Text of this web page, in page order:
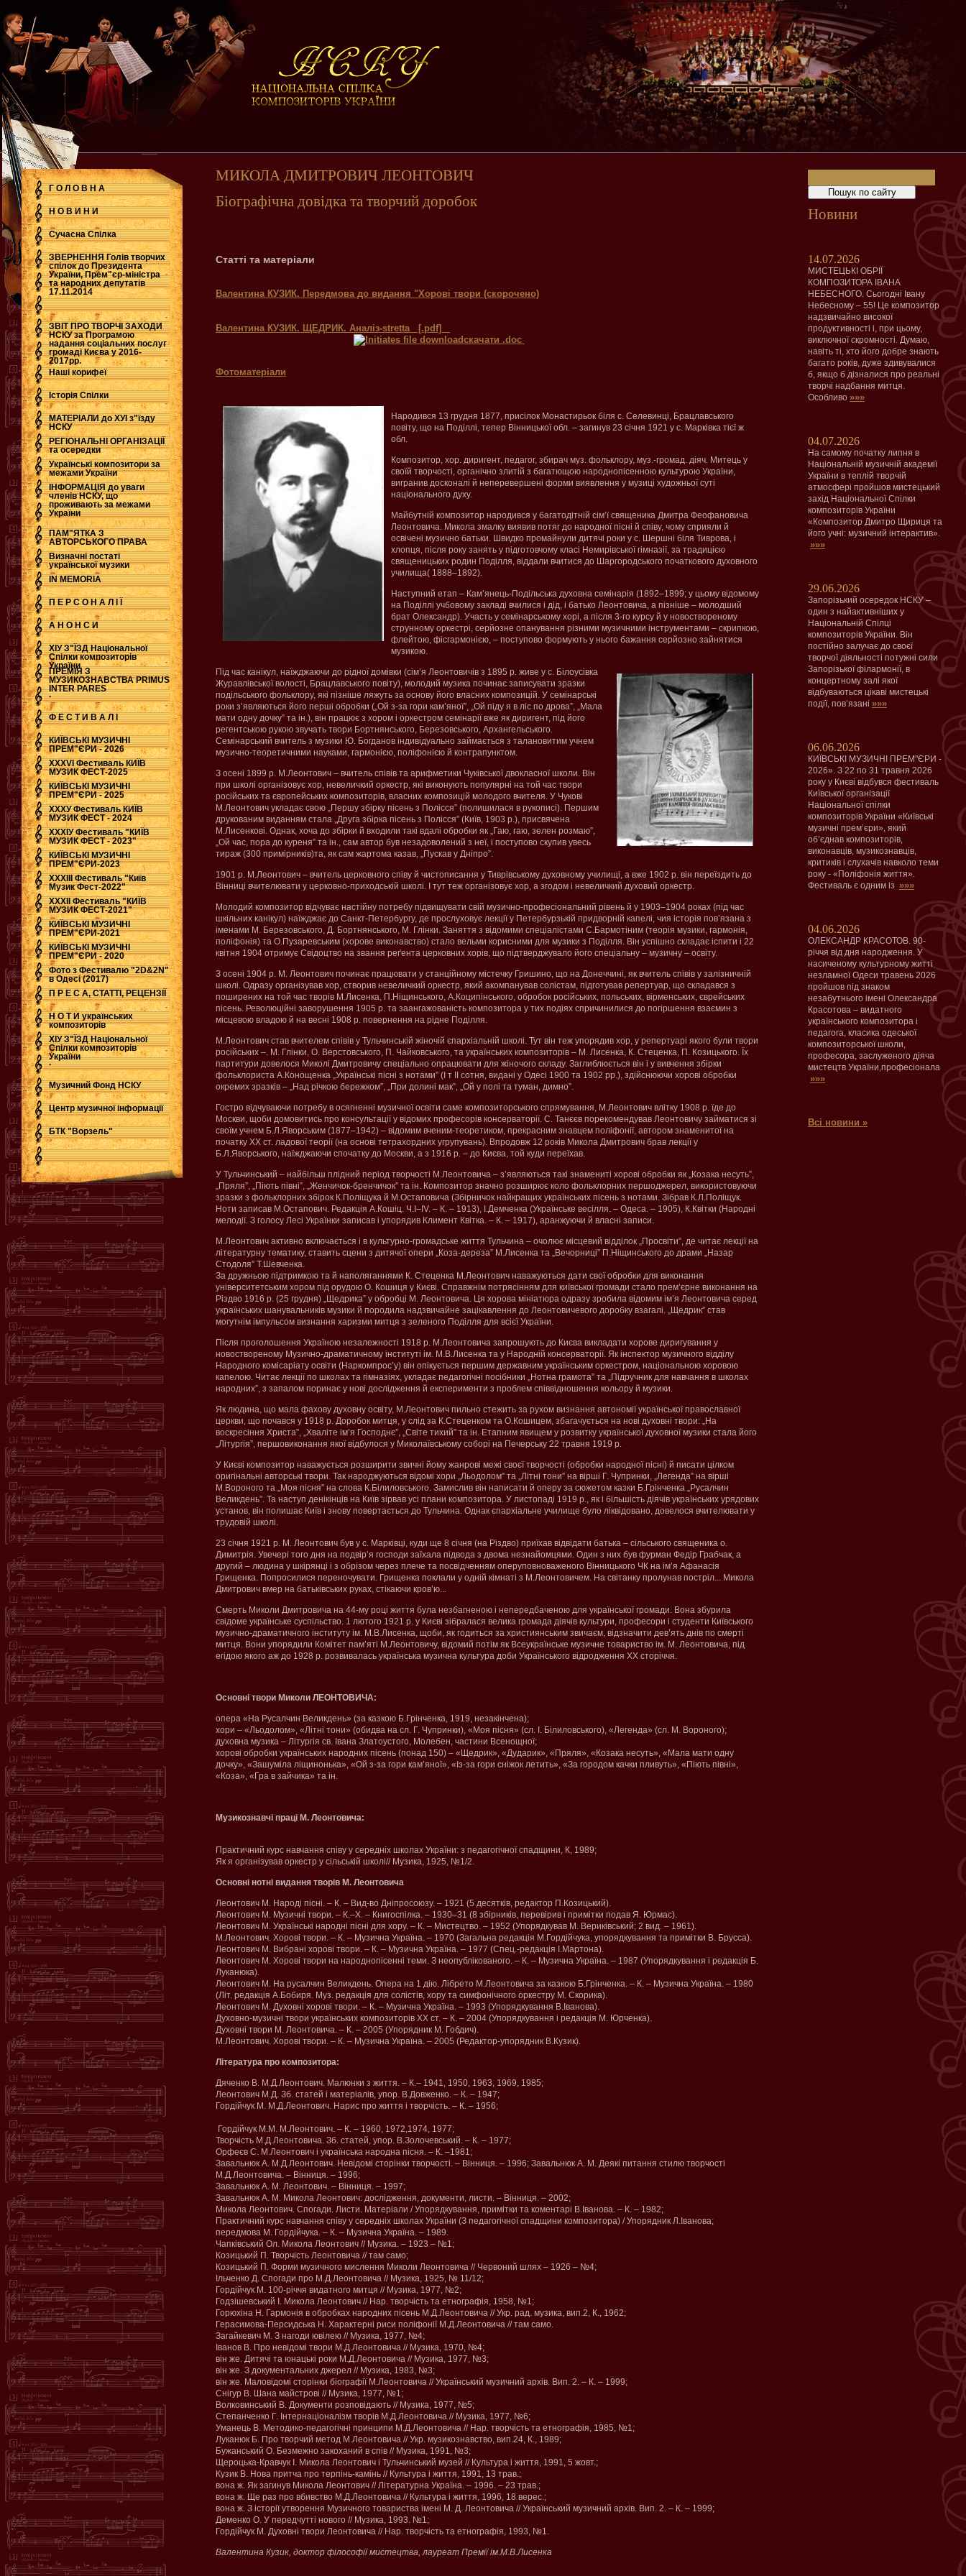
Г О Л О В Н А
Н О В И Н И
Сучасна Cпілка
ЗВЕРНЕННЯ Голів творчих
спілок до Президента
України, Прем"єр-міністра
та народних депутатів
17.11.2014
.
ЗВІТ ПРО ТВОРЧІ ЗАХОДИ
НСКУ за Програмою
надання соціальних послуг
громаді Києва у 2016-
2017рр.
.
Наші корифеї
Історія Спілки
МАТЕРІАЛИ до ХУІ з"їзду
НСКУ
РЕГІОНАЛЬНІ ОРГАНІЗАЦІЇ
та осередки
Українські композитори за
межами України
ІНФОРМАЦІЯ до уваги
членів НСКУ, що
проживають за межами
України
ПАМ"ЯТКА З
АВТОРСЬКОГО ПРАВА
Визначні постаті
української музики
IN MEMORIA
П Е Р С О Н А Л І Ї
А Н О Н С И
ХІУ З"ЇЗД Національної
Спілки композиторів
України
ПРЕМІЯ З
МУЗИКОЗНАВСТВА PRIMUS
INTER PARES
.
Ф Е С Т И В А Л І
КИЇВСЬКІ МУЗИЧНІ
ПРЕМ"ЄРИ - 2026
ХХХVI Фестиваль КИЇВ
МУЗИК ФЕСТ-2025
КИЇВСЬКІ МУЗИЧНІ
ПРЕМ"ЄРИ - 2025
ХХХУ Фестиваль КИЇВ
МУЗИК ФЕСТ - 2024
ХХХІУ Фестиваль "КИЇВ
МУЗИК ФЕСТ - 2023"
КИЇВСЬКІ МУЗИЧНІ
ПРЕМ"ЄРИ-2023
ХХХІІІ Фестиваль "Київ
Музик Фест-2022"
ХХХІІ Фестиваль "КИЇВ
МУЗИК ФЕСТ-2021"
КИЇВСЬКІ МУЗИЧНІ
ПРЕМ"ЄРИ-2021
КИЇВСЬКІ МУЗИЧНІ
ПРЕМ"ЄРИ - 2020
Фото з Фестивалю "2D&2N"
в Одесі (2017)
П Р Е С А, СТАТТІ, РЕЦЕНЗІЇ
Н О Т И українських
композиторів
ХІУ З"ЇЗД Національної
Спілки композиторів
України
.
Музичний Фонд НСКУ
Центр музичної інформації
БТК "Ворзель"
Новини
14.07.2026
МИСТЕЦЬКІ ОБРІЇ
КОМПОЗИТОРА ІВАНА
НЕБЕСНОГО. Сьогодні Івану
Небесному – 55! Це композитор
надзвичайно високої
продуктивності і, при цьому,
виключної скромності. Думаю,
навіть ті, хто його добре знають
багато років, дуже здивувалися
б, якщо б дізналися про реальні
творчі надбання митця.
Особливо »»»
04.07.2026
На самому початку липня в
Національній музичній академії
України в теплій творчій
атмосфері пройшов мистецький
захід Національної Спілки
композиторів України
«Композитор Дмитро Щириця та
його учні: музичний інтерактив».
»»»
29.06.2026
Запорізький осередок НСКУ –
один з найактивніших у
Національній Спілці
композиторів України. Він
постійно залучає до своєї
творчої діяльності потужні сили
Запорізької філармонії, в
концертному залі якої
відбуваються цікаві мистецькі
події, пов’язані »»»
06.06.2026
КИЇВСЬКІ МУЗИЧНІ ПРЕМ"ЄРИ -
2026». З 22 по 31 травня 2026
року у Києві відбувся фестиваль
Київської організації
Національної спілки
композиторів України «Київські
музичні прем’єри», який
об’єднав композиторів,
виконавців, музикознавців,
критиків і слухачів навколо теми
року - «Поліфонія життя».
Фестиваль є одним із »»»
04.06.2026
ОЛЕКСАНДР КРАСОТОВ. 90-
річчя від дня народження. У
насиченому культурному житті
незламної Одеси травень 2026
пройшов під знаком
незабутнього імені Олександра
Красотова – видатного
українського композитора і
педагога, класика одеської
композиторської школи,
професора, заслуженого діяча
мистецтв України,професіонала
»»»
Всі новини »
МИКОЛА ДМИТРОВИЧ ЛЕОНТОВИЧ
Біографічна довідка та творчий доробок
Статті та матеріали
Валентина КУЗИК. Передмова до видання "Хорові твори (скорочено)
Валентина КУЗИК. ЩЕДРИК. Аналіз-stretta [.pdf]
скачати .doc
Фотоматеріали
Народився 13 грудня 1877, присілок Монастирьок біля с. Селевинці, Брацлавського
повіту, що на Поділлі, тепер Вінницької обл. – загинув 23 січня 1921 у с. Марківка тієї ж
обл.
Композитор, хор. диригент, педагог, збирач муз. фольклору, муз.-громад. діяч. Митець у
своїй творчості, органічно злитій з багатющою народнопісенною культурою України,
вигранив досконалі й неперевершені форми виявлення у музиці художньої суті
національного духу.
Майбутній композитор народився у багатодітній сім’ї священика Дмитра Феофановича
Леонтовича. Микола змалку виявив потяг до народної пісні й співу, чому сприяли й
освічені музично батьки. Швидко промайнули дитячі роки у с. Шершні біля Тиврова, і
хлопця, після року занять у підготовчому класі Немирівської гімназії, за традицією
священицьких родин Поділля, віддали вчитися до Шаргородського початкового духовного
училища( 1888–1892).
Наступний етап – Кам’янець-Подільська духовна семінарія (1892–1899; у цьому відомому
на Поділлі учбовому закладі вчилися і дід, і батько Леонтовича, а пізніше – молодший
брат Олександр). Участь у семінарському хорі, а після 3-го курсу й у новоствореному
струнному оркестрі, серйозне опанування різними музичними інструментами – скрипкою,
флейтою, фісгармонією, – поступово формують у нього бажання серйозно зайнятися
музикою.
Під час канікул, наїжджаючи до рідної домівки (сім’я Леонтовичів з 1895 р. живе у с. Білоусівка
Журавлівської волості, Брацлавського повіту), молодий музика починає записувати зразки
подільського фольклору, які пізніше ляжуть за основу його власних композицій. У семінарські
роки з’являються його перші обробки („Ой з-за гори кам’яної”, „Ой піду я в ліс по дрова”, „Мала
мати одну дочку” та ін.), він працює з хором і оркестром семінарії вже як диригент, під його
регентською рукою звучать твори Бортнянського, Березовського, Архангельського.
Семінарський вчитель з музики Ю. Богданов індивідуально займається з талановитим учнем
музично-теоретичними науками, гармонією, поліфонією й контрапунктом.
З осені 1899 р. М.Леонтович – вчитель співів та арифметики Чуківської двокласної школи. Він
при школі організовує хор, невеличкий оркестр, які виконують популярні на той час твори
російських та європейських композиторів, власних композицій молодого вчителя. У Чукові
М.Леонтович укладає свою „Першу збірку пісень з Полісся” (полишилася в рукописі). Першим
друкованим виданням стала „Друга збірка пісень з Полісся” (Київ, 1903 р.), присвячена
М.Лисенкові. Однак, хоча до збірки й входили такі вдалі обробки як „Гаю, гаю, зелен розмаю”,
„Ой час, пора до куреня” та ін., сам автор був незадоволений з неї, і поступово скупив увесь
тираж (300 примірників)та, як сам жартома казав, „Пускав у Дніпро”.
1901 р. М.Леонтович – вчитель церковного співу й чистописання у Тиврівському духовному училищі, а вже 1902 р. він переїздить до
Вінниці вчителювати у церковно-приходській школі. І тут теж організовує хор, а згодом і невеличкий духовий оркестр.
Молодий композитор відчуває настійну потребу підвищувати свій музично-професіональний рівень й у 1903–1904 роках (під час
шкільних канікул) наїжджає до Санкт-Петербургу, де прослуховує лекції у Петербурзькій придворній капелі, чия історія пов’язана з
іменами М. Березовського, Д. Бортнянського, М. Глінки. Заняття з відомими спеціалістами С.Бармотіним (теорія музики, гармонія,
поліфонія) та О.Пузаревським (хорове виконавство) стало вельми корисними для музики з Поділля. Він успішно складає іспити і 22
квітня 1904 отримує Свідоцтво на звання реґента церковних хорів, що підтверджувало його спеціальну – музичну – освіту.
З осені 1904 р. М. Леонтович починає працювати у станційному містечку Гришино, що на Донеччині, як вчитель співів у залізничній
школі. Одразу організував хор, створив невеличкий оркестр, який акомпанував солістам, підготував репертуар, що складався з
поширених на той час творів М.Лисенка, П.Ніщинського, А.Коципінського, обробок російських, польських, вірменських, єврейських
пісень. Революційні заворушення 1905 р. та заангажованість композитора у тих подіях спричинилися до погіршення взаємин з
місцевою владою й на весні 1908 р. повернення на рідне Поділля.
М.Леонтович став вчителем співів у Тульчинській жіночій єпархіальній школі. Тут він теж упорядив хор, у репертуарі якого були твори
російських –. М. Глінки, О. Верстовського, П. Чайковського, та українських композиторів – М. Лисенка, К. Стеценка, П. Козицького. Їх
партитури довелося Миколі Дмитровичу спеціально опрацювати для жіночого складу. Заглиблюється він і у вивчення збірки
фольклориста А.Конощенка „Українські пісні з нотами” (І т ІІ сотня, видані у Одесі 1900 та 1902 рр.), здійснюючи хорові обробки
окремих зразків – „Над річкою бережком”, „При долині мак”, „Ой у полі та туман, димно”.
Гостро відчуваючи потребу в осягненні музичної освіти саме композиторського спрямування, М.Леонтович влітку 1908 р. їде до
Москви, щоби домовитись про консультації у відомих професорів консерваторії. С. Танєєв порекомендував Леонтовичу займатися зі
своїм учнем Б.Л.Яворським (1877–1942) – відомим вченим-теоретиком, прекрасним знавцем поліфонії, автором знаменитої на
початку ХХ ст. ладової теорії (на основі тетрахордних угрупувань). Впродовж 12 років Микола Дмитрович брав лекції у
Б.Л.Яворського, наїжджаючи спочатку до Москви, а з 1916 р. – до Києва, той куди переїхав.
У Тульчинський – найбільш плідний період творчості М.Леонтовича – з’являються такі знамениті хорові обробки як „Козака несуть”,
„Пряля”, „Піють півні”, „Женчичок-бренчичок” та ін. Композитор значно розширює коло фольклорних першоджерел, використовуючи
зразки з фольклорних збірок К.Поліщука й М.Остаповича (Збірничок найкращих українських пісень з нотами. Зібрав К.Л.Поліщук.
Ноти записав М.Остапович. Редакція А.Кошіц. Ч.І–ІV. – К. – 1913), І.Демченка (Українське весілля. – Одеса. – 1905), К.Квітки (Народні
мелодії. З голосу Лесі Українки записав і упорядив Климент Квітка. – К. – 1917), аранжуючи й власні записи.
М.Леонтович активно включається і в культурно-громадське життя Тульчина – очолює місцевий відділок „Просвіти”, де читає лекції на
літературну тематику, ставить сцени з дитячої опери „Коза-дереза” М.Лисенка та „Вечорниці” П.Ніщинського до драми „Назар
Стодоля” Т.Шевченка.
За дружньою підтримкою та й наполяганнями К. Стеценка М.Леонтович наважуються дати свої обробки для виконання
університетським хором під орудою О. Кошиця у Києві. Справжнім потрясінням для київської громади стало прем’єрне виконання на
Різдво 1916 р. (25 грудня) „Щедрика” у обробці М. Леонтовича. Ця хорова мініатюра одразу зробила відомим ім’я Леонтовича серед
українських шанувальників музики й породила надзвичайне зацікавлення до Леонтовичевого доробку взагалі. „Щедрик” став
могутнім імпульсом визнання харизми митця з зеленого Поділля для всієї України.
Після проголошення Україною незалежності 1918 р. М.Леонтовича запрошують до Києва викладати хорове диригування у
новоствореному Музично-драматичному інституті ім. М.В.Лисенка та у Народній консерваторії. Як інспектор музичного відділу
Народного комісаріату освіти (Наркомпрос’у) він опікується першим державним українським оркестром, національною хоровою
капелою. Читає лекції по школах та гімназіях, укладає педагогічні посібники „Нотна грамота” та „Підручник для навчання в школах
народних”, з запалом поринає у нові дослідження й експерименти з проблем співвідношення кольору й музики.
Як людина, що мала фахову духовну освіту, М.Леонтович пильно стежить за рухом визнання автономії української православної
церкви, що почався у 1918 р. Доробок митця, у слід за К.Стеценком та О.Кошицем, збагачується на нові духовні твори: „На
воскресіння Христа”, „Хваліте ім’я Господнє”, „Світе тихий” та ін. Етапним явищем у розвитку української духовної музики стала його
„Літургія”, першовиконання якої відбулося у Миколаївському соборі на Печерську 22 травня 1919 р.
У Києві композитор наважується розширити звичні йому жанрові межі своєї творчості (обробки народної пісні) й писати цілком
оригінальні авторські твори. Так народжуються відомі хори „Льодолом” та „Літні тони” на вірші Г. Чупринки, „Легенда” на вірші
М.Вороного та „Моя пісня” на слова К.Білиловського. Замислив він написати й оперу за сюжетом казки Б.Грінченка „Русалчин
Великдень”. Та наступ денікінців на Київ зірвав усі плани композитора. У листопаді 1919 р., як і більшість діячів українських урядових
установ, він полишає Київ і знову повертається до Тульчина. Однак єпархіальне училище було ліквідовано, довелося вчителювати у
трудовій школі.
23 січня 1921 р. М. Леонтович був у с. Марківці, куди ще 8 січня (на Різдво) приїхав відвідати батька – сільського священика о.
Димитрія. Увечері того дня на подвір’я господи заїхала підвода з двома незнайомцями. Один з них був фурман Федір Грабчак, а
другий – людина у шкірянці і з обрізом через плече та посвідченням оперуповноваженого Вінницького ЧК на ім’я Афанасія
Грищенка. Попросилися переночувати. Грищенка поклали у одній кімнаті з М.Леонтовичем. На світанку пролунав постріл... Микола
Дмитрович вмер на батьківських руках, стікаючи кров’ю...
Смерть Миколи Дмитровича на 44-му році життя була незбагненою і непередбаченою для української громади. Вона збурила
свідоме українське суспільство. 1 лютого 1921 р. у Києві зібралася велика громада діячів культури, професори і студенти Київського
музично-драматичного інституту ім. М.В.Лисенка, щоби, як годиться за християнським звичаєм, відзначити дев’ять днів по смерті
митця. Вони упорядили Комітет пам’яті М.Леонтовичу, відомий потім як Всеукраїнське музичне товариство ім. М. Леонтовича, під
егідою якого аж до 1928 р. розвивалась українська музична культура доби Українського відродження ХХ сторіччя.
Основні твори Миколи ЛЕОНТОВИЧА:
опера «На Русалчин Великдень» (за казкою Б.Грінченка, 1919, незакінчена);
хори – «Льодолом», «Літні тони» (обидва на сл. Г. Чупринки), «Моя пісня» (сл. І. Білиловського), «Легенда» (сл. М. Вороного);
духовна музика – Літургія св. Івана Златоустого, Молебен, частини Всенощної;
хорові обробки українських народних пісень (понад 150) – «Щедрик», «Дударик», «Пряля», «Козака несуть», «Мала мати одну
дочку», «Зашуміла ліщинонька», «Ой з-за гори кам’яної», «Із-за гори сніжок летить», «За городом качки пливуть», «Піють півні»,
«Коза», «Гра в зайчика» та ін.
Музикознавчі праці М. Леонтовича:
Практичний курс навчання співу у середніх школах України: з педагогічної спадщини, К, 1989;
Як я організував оркестр у сільській школі// Музика, 1925, №1/2.
Основні нотні видання творів М. Леонтовича
Леонтович М. Народі пісні. – К. – Вид-во Дніпросоюзу. – 1921 (5 десятків, редактор П.Козицький).
Леонтович М. Музичні твори. – К.–Х. – Книгоспілка. – 1930–31 (8 збірників, перевірив і примітки подав Я. Юрмас).
Леонтович М. Українські народні пісні для хору. – К. – Мистецтво. – 1952 (Упорядкував М. Вериківський; 2 вид. – 1961).
М.Леонтович. Хорові твори. – К. – Музична Україна. – 1970 (Загальна редакція М.Гордійчука, упорядкування та примітки В. Брусса).
Леонтович М. Вибрані хорові твори. – К. – Музична Україна. – 1977 (Спец.-редакція І.Мартона).
Леонтович М. Хорові твори на народнопісенні теми. З неопублікованого. – К. – Музична Україна. – 1987 (Упорядкування і редакція Б.
Луканюка).
Леонтович М. На русалчин Великдень. Опера на 1 дію. Лібрето М.Леонтовича за казкою Б.Грінченка. – К. – Музична Україна. – 1980
(Літ. редакція А.Бобиря. Муз. редакція для солістів, хору та симфонічного оркестру М. Скорика).
Леонтович М. Духовні хорові твори. – К. – Музична Україна. – 1993 (Упорядкування В.Іванова).
Духовно-музичні твори українських композиторів ХХ ст. – К. – 2004 (Упорядкування і редакція М. Юрченка).
Духовні твори М. Леонтовича. – К. – 2005 (Упорядник М. Гобдич).
М.Леонтович. Хорові твори. – К. – Музична Україна. – 2005 (Редактор-упорядник В.Кузик).
Література про композитора:
Дяченко В. М.Д.Леонтович. Малюнки з життя. – К.– 1941, 1950, 1963, 1969, 1985;
Леонтович М.Д. Зб. статей і матеріалів, упор. В.Довженко. – К. – 1947;
Гордійчук М. М.Д.Леонтович. Нарис про життя і творчість. – К. – 1956;
Гордійчук М.М. М.Леонтович. – К. – 1960, 1972,1974, 1977;
Творчість М.Д.Леонтовича. Зб. статей, упор. В.Золочевський. – К. – 1977;
Орфеєв С. М.Леонтович і українська народна пісня. – К. –1981;
Завальнюк А. М.Д.Леонтович. Невідомі сторінки творчості. – Вінниця. – 1996; Завальнюк А. М. Деякі питання стилю творчості
М.Д.Леонтовича. – Вінниця. – 1996;
Завальнюк А. М. Леонтович. – Вінниця. – 1997;
Завальнюк А. М. Микола Леонтович: дослідження, документи, листи. – Вінниця. – 2002;
Микола Леонтович. Спогади. Листи. Матеріали / Упорядкування, примітки та коментарі В.Іванова. – К. – 1982;
Практичний курс навчання співу у середніх школах України (З педагогічної спадщини композитора) / Упорядник Л.Іванова;
передмова М. Гордійчука. – К. – Музична Україна. – 1989.
Чапківський Ол. Микола Леонтович // Музика. – 1923 – №1;
Козицький П. Творчість Леонтовича // там само;
Козицький П. Форми музичного мислення Миколи Леонтовича // Червоний шлях – 1926 – №4;
Ільченко Д. Спогади про М.Д.Леонтовича // Музика, 1925, № 11/12;
Гордійчук М. 100-річчя видатного митця // Музика, 1977, №2;
Годзішевський І. Микола Леонтович // Нар. творчість та етнографія, 1958, №1;
Горюхіна Н. Гармонія в обробках народних пісень М.Д.Леонтовича // Укр. рад. музика, вип.2, К., 1962;
Герасимова-Персидська Н. Характерні риси поліфонії М.Д.Леонтовича // там само.
Загайкевич М. З нагоди ювілею // Музика, 1977, №4;
Іванов В. Про невідомі твори М.Д.Леонтовича // Музика, 1970, №4;
він же. Дитячі та юнацькі роки М.Д.Леонтовича // Музика, 1977, №3;
він же. З документальних джерел // Музика, 1983, №3;
він же. Маловідомі сторінки біографії М.Леонтовича // Український музичний архів. Вип. 2. – К. – 1999;
Снігур В. Шана майстрові // Музика, 1977, №1;
Волковинський В. Документи розповідають // Музика, 1977, №5;
Степанченко Г. Інтернаціоналізм творів М.Д.Леонтовича // Музика, 1977, №6;
Уманець В. Методико-педагогічні принципи М.Д.Леонтовича // Нар. творчість та етнографія, 1985, №1;
Луканюк Б. Про творчий метод М.Леонтовича // Укр. музикознавство, вип.24, К., 1989;
Бужанський О. Безмежно закоханий в спів // Музика, 1991, №3;
Щероцька-Кравчук І. Микола Леонтович і Тульчинський музей // Культура і життя, 1991, 5 жовт.;
Кузик В. Нова притча про терпінь-камінь // Культура і життя, 1991, 13 трав.;
вона ж. Як загинув Микола Леонтович // Літературна Україна. – 1996. – 23 трав.;
вона ж. Ще раз про вбивство М.Д.Леонтовича // Культура і життя, 1996, 18 верес.;
вона ж. З історії утворення Музичного товариства імені М. Д. Леонтовича // Український музичний архів. Вип. 2. – К. – 1999;
Деменко О. У передчутті нового // Музика, 1993. №1;
Гордійчук М. Духовні твори Леонтовича // Нар. творчість та етнографія, 1993, №1.
Валентина Кузик, доктор філософії мистецтва, лауреат Премії ім.М.В.Лисенка